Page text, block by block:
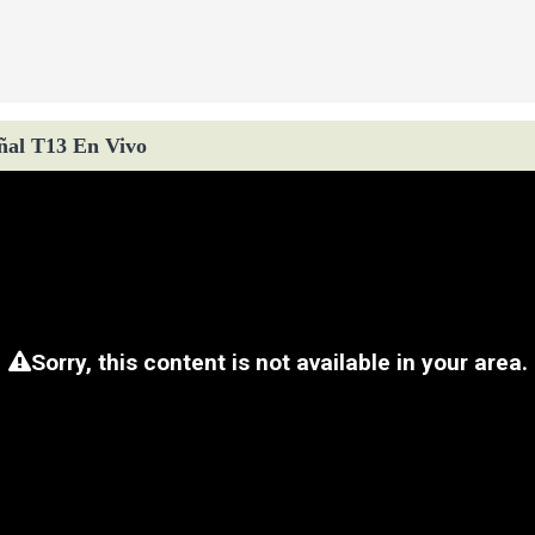
T13 En Vivo